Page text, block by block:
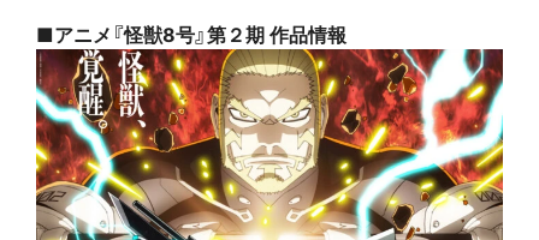
■アニメ『怪獣8号』第２期 作品情報